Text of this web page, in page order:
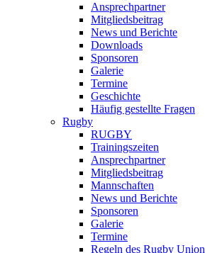
Ansprechpartner
Mitgliedsbeitrag
News und Berichte
Downloads
Sponsoren
Galerie
Termine
Geschichte
Häufig gestellte Fragen
Rugby
RUGBY
Trainingszeiten
Ansprechpartner
Mitgliedsbeitrag
Mannschaften
News und Berichte
Sponsoren
Galerie
Termine
Regeln des Rugby Union